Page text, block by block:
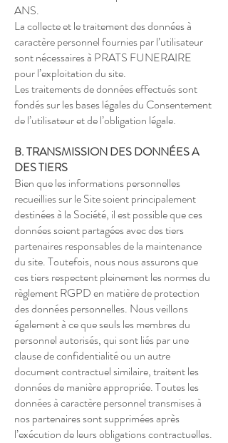
ANS.
La collecte et le traitement des données à
caractère personnel fournies par l’utilisateur
sont nécessaires à PRATS FUNERAIRE
pour l’exploitation du site.
Les traitements de données effectués sont
fondés sur les bases légales du Consentement
de l’utilisateur et de l’obligation légale.
B. TRANSMISSION DES DONNÉES A
DES TIERS
Bien que les informations personnelles
recueillies sur le Site soient principalement
destinées à la Société, il est possible que ces
données soient partagées avec des tiers
partenaires responsables de la maintenance
du site. Toutefois, nous nous assurons que
ces tiers respectent pleinement les normes du
règlement RGPD en matière de protection
des données personnelles. Nous veillons
également à ce que seuls les membres du
personnel autorisés, qui sont liés par une
clause de confidentialité ou un autre
document contractuel similaire, traitent les
données de manière appropriée. Toutes les
données à caractère personnel transmises à
nos partenaires sont supprimées après
l’exécution de leurs obligations contractuelles.